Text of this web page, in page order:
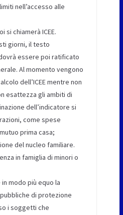
nell’accesso alle
si chiamerà ICEE.
giorni, il testo
essere poi ratificato
Al momento vengono
dell’ICEE mentre non
esattezza gli ambiti di
dell’indicatore si
come spese
prima casa;
del nucleo familiare.
in famiglia di minori o
modo più equo la
di protezione
i soggetti che